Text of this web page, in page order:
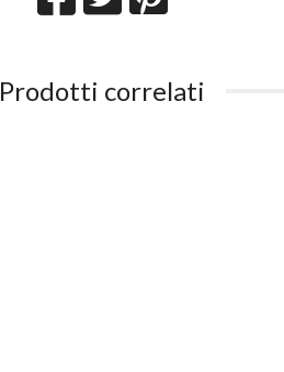
Prodotti correlati